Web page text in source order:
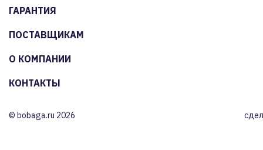
ГАРАНТИЯ
ПОСТАВЩИКАМ
О КОМПАНИИ
КОНТАКТЫ
© bobaga.ru 2026